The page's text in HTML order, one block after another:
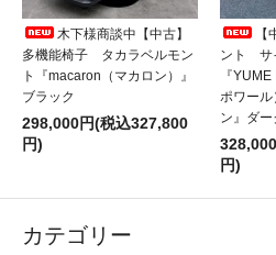
木下様商談中【中古】
多機能椅子 タカラベルモン
ト『macaron（マカロン）』
ブラック
298,000円(税込327,800
円)
ント サ
『
ポワール
ン』ダ
円)
カテゴリー